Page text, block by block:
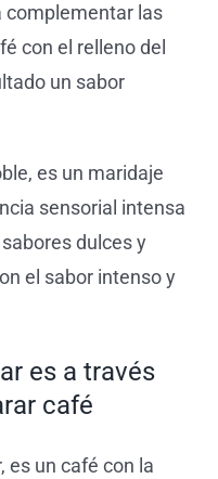
complementar las
con el relleno del
un sabor
es un maridaje
sensorial intensa
dulces y
el sabor intenso y
es a través
café
es un café con la